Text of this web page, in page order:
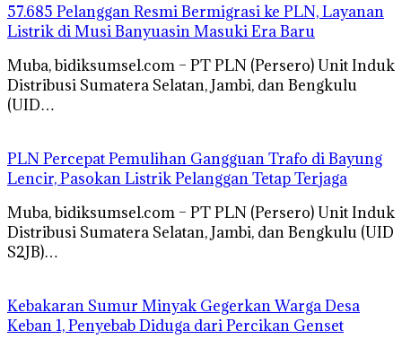
57.685 Pelanggan Resmi Bermigrasi ke PLN, Layanan
Listrik di Musi Banyuasin Masuki Era Baru
Muba, bidiksumsel.com – PT PLN (Persero) Unit Induk
Distribusi Sumatera Selatan, Jambi, dan Bengkulu
(UID…
PLN Percepat Pemulihan Gangguan Trafo di Bayung
Lencir, Pasokan Listrik Pelanggan Tetap Terjaga
Muba, bidiksumsel.com – PT PLN (Persero) Unit Induk
Distribusi Sumatera Selatan, Jambi, dan Bengkulu (UID
S2JB)…
Kebakaran Sumur Minyak Gegerkan Warga Desa
Keban 1, Penyebab Diduga dari Percikan Genset